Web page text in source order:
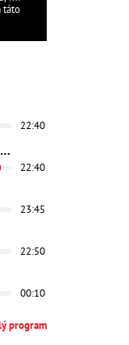
táto
22:40
Šťastný nový rok 2: Dobro došli
22:40
23:45
22:50
00:10
program